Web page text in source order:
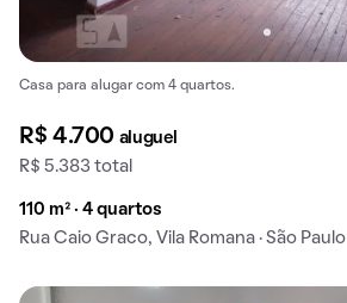
Casa para alugar com 4 quartos.
R$ 4.700 aluguel
R$ 5.383 total
110 m² · 4 quartos
Rua Caio Graco, Vila Romana · São Paulo